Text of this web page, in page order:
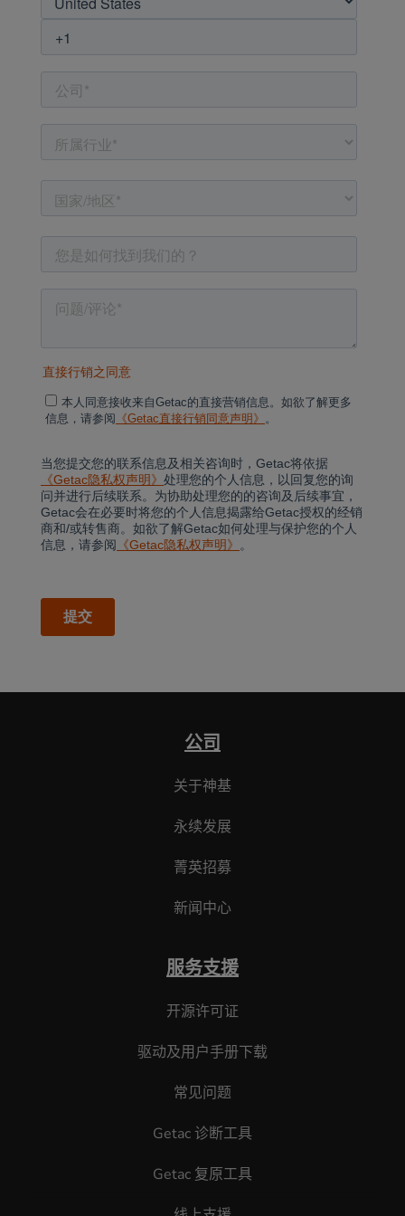
公司
关于神基
永续发展
菁英招募
新闻中心
服务支援
开源许可证
驱动及用户手册下载
常见问题
Getac 诊断工具
Getac 复原工具